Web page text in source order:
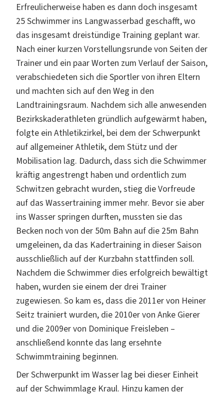
Erfreulicherweise haben es dann doch insgesamt
25 Schwimmer ins Langwasserbad geschafft, wo
das insgesamt dreistündige Training geplant war.
Nach einer kurzen Vorstellungsrunde von Seiten der
Trainer und ein paar Worten zum Verlauf der Saison,
verabschiedeten sich die Sportler von ihren Eltern
und machten sich auf den Weg in den
Landtrainingsraum. Nachdem sich alle anwesenden
Bezirkskaderathleten gründlich aufgewärmt haben,
folgte ein Athletikzirkel, bei dem der Schwerpunkt
auf allgemeiner Athletik, dem Stütz und der
Mobilisation lag. Dadurch, dass sich die Schwimmer
kräftig angestrengt haben und ordentlich zum
Schwitzen gebracht wurden, stieg die Vorfreude
auf das Wassertraining immer mehr. Bevor sie aber
ins Wasser springen durften, mussten sie das
Becken noch von der 50m Bahn auf die 25m Bahn
umgeleinen, da das Kadertraining in dieser Saison
ausschließlich auf der Kurzbahn stattfinden soll.
Nachdem die Schwimmer dies erfolgreich bewältigt
haben, wurden sie einem der drei Trainer
zugewiesen. So kam es, dass die 2011er von Heiner
Seitz trainiert wurden, die 2010er von Anke Gierer
und die 2009er von Dominique Freisleben –
anschließend konnte das lang ersehnte
Schwimmtraining beginnen.
Der Schwerpunkt im Wasser lag bei dieser Einheit
auf der Schwimmlage Kraul. Hinzu kamen der